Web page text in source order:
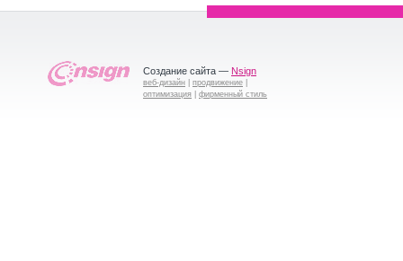
Создание сайта — Nsign
веб-дизайн продвижение
оптимизация
фирменный стиль